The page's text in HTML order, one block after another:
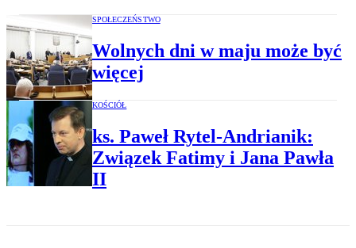
SPOŁECZEŃSTWO
Wolnych dni w maju może być
więcej
KOŚCIÓŁ
ks. Paweł Rytel-Andrianik:
Związek Fatimy i Jana Pawła
II